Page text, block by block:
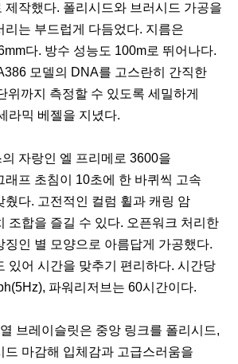
제작했다. 폴리시드와 브러시드 가공을
리는 부드럽게 다듬었다. 지름은
다. 방수 성능도 100m로 뛰어나다.
모델의 DNA를 고스란히 간직한
위까지 측정할 수 있도록 세밀하게
라믹 베젤을 지녔다.
자랑인 엘 프리메로 3600을
래프 초침이 10초에 한 바퀴씩 고속
췄다. 고전적인 컬럼 휠과 캐링 암
조합을 즐길 수 있다. 오픈워크 처리한
징인 별 모양으로 아름답게 가공했다.
있어 시간을 맞추기 편리하다. 시간당
파워리저브는 60시간이다.
브레이슬릿은 중앙 링크를 폴리시드,
드 마감해 입체감과 고급스러움을